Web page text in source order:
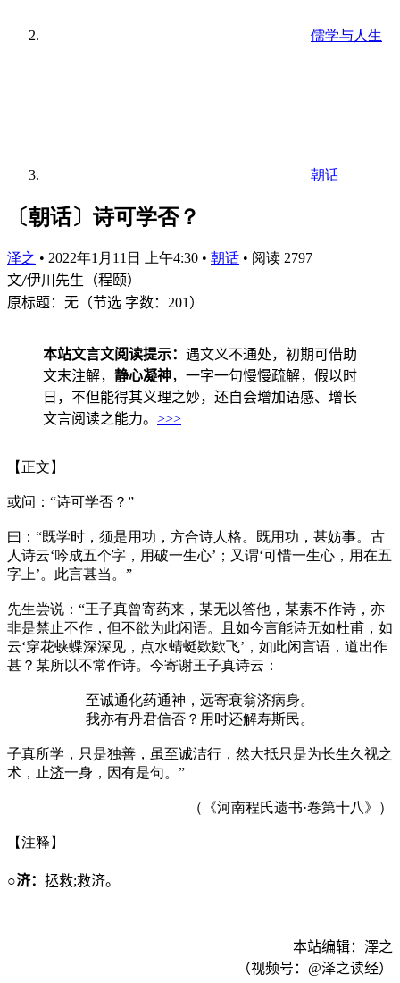
儒学与人生
朝话
〔朝话〕诗可学否？
泽之 • 2022年1月11日 上午4:30 • 朝话 • 阅读 2797
文/伊川先生（程颐）
原标题：无（节选 字数： 201 ）
本站文言文阅读提示： 遇文义不通处，初期可借助
文末注解， 静心凝神，一字一句慢慢疏解，假以时
日，不但能得其义理之妙，还自会增加语感、增长
文言阅读之能力。 >>>
【正文】
或问：“诗可学否？”
曰：“既学时，须是用功，方合诗人格。既用功，甚妨事。古
人诗云‘吟成五个字，用破一生心’；又谓‘可惜一生心，用在五
字上’。此言甚当。”
先生尝说：“王子真曾寄药来，某无以答他，某素不作诗，亦
非是禁止不作，但不欲为此闲语。且如今言能诗无如杜甫，如
云‘穿花蛱蝶深深见，点水蜻蜓欵欵飞’，如此闲言语，道出作
甚？某所以不常作诗。今寄谢王子真诗云：
至诚通化药通神，远寄衰翁济病身。
我亦有丹君信否？用时还解寿斯民。
子真所学，只是独善，虽至诚洁行，然大抵只是为长生久视之
术，止济一身，因有是句。”
（《河南程氏遗书·卷第十八》）
【注释】
○济： 拯救;救济。
本站编辑：澤之
（视频号： @泽之读经）